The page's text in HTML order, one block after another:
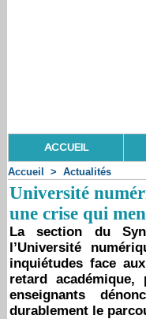
ACCUEIL
Accueil > Actualités
Université
une crise qui
La section du
l’Université
inquiétudes face
retard
enseignants
durablement le